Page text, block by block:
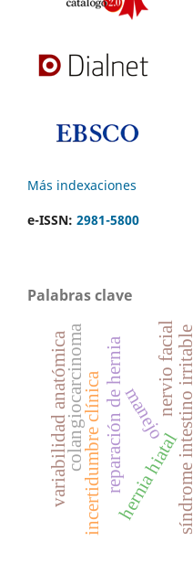
Más indexaciones
e-ISSN: 2981-5800
Palabras clave
síndrome intestino irritable
hernia hiatal
manejo
reparación de hernia
incertidumbre clínica
colangiocarcinoma nervio facial
variabilidad anatómica